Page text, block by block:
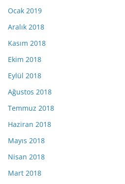
Ocak 2019
Aralık 2018
Kasım 2018
Ekim 2018
Eylül 2018
Ağustos 2018
Temmuz 2018
Haziran 2018
Mayıs 2018
Nisan 2018
Mart 2018